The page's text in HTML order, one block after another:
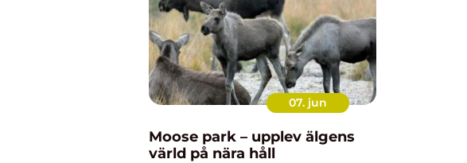
07. jun
Moose park – upplev älgens
värld på nära håll